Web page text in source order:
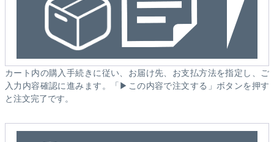
カート内の購入手続きに従い、お届け先、お支払方法を指定し、ご
入力内容確認に進みます。「▶この内容で注文する」ボタンを押す
と注文完了です。